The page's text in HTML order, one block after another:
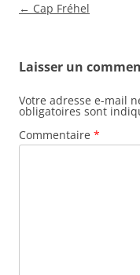
Navigation
← Cap Fréhel
Laisser un
Votre adresse e-mail
obligatoires sont
Commentaire *